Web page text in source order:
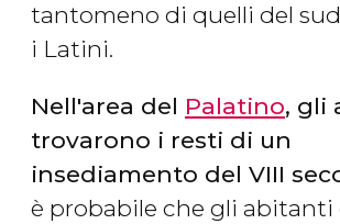
tantomeno di quelli del
i Latini.
Nell'area del Palatino, gli
trovarono i resti di un
insediamento del VIII
è probabile che gli abitanti